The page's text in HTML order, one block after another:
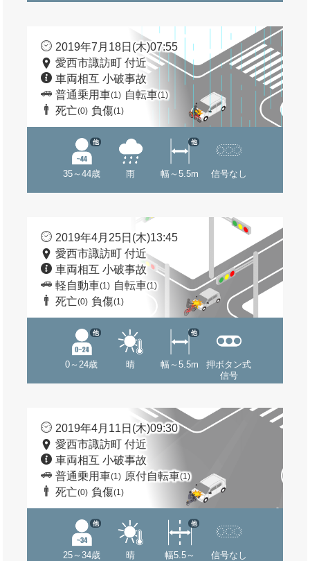
2019年7月18日(木)07:55
愛西市諏訪町 付近
車両相互 小破事故
普通乗用車(1) 自転車(1)
死亡(0) 負傷(1)
35～44歳
他
雨 幅～5.5m
他
信号なし
2019年4月25日(木)13:45
愛西市諏訪町 付近
車両相互 小破事故
軽自動車(1) 自転車(1)
死亡(0) 負傷(1)
0～24歳
他
晴 幅～5.5m
他
押ボタン式
信号
2019年4月11日(木)09:30
愛西市諏訪町 付近
車両相互 小破事故
普通乗用車(1) 原付自転車(1)
死亡(0) 負傷(1)
25～34歳
他
晴
幅5.5～
他
信号なし